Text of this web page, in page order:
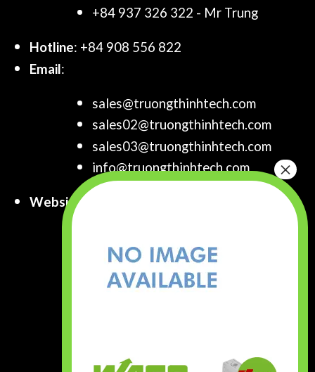
+84 937 326 322 - Mr Trung
Hotline: +84 908 556 822
Email:
sales@truongthinhtech.com
sales02@truongthinhtech.com
sales03@truongthinhtech.com
info@truongthinhtech.com
Website:
www.components.com.vn